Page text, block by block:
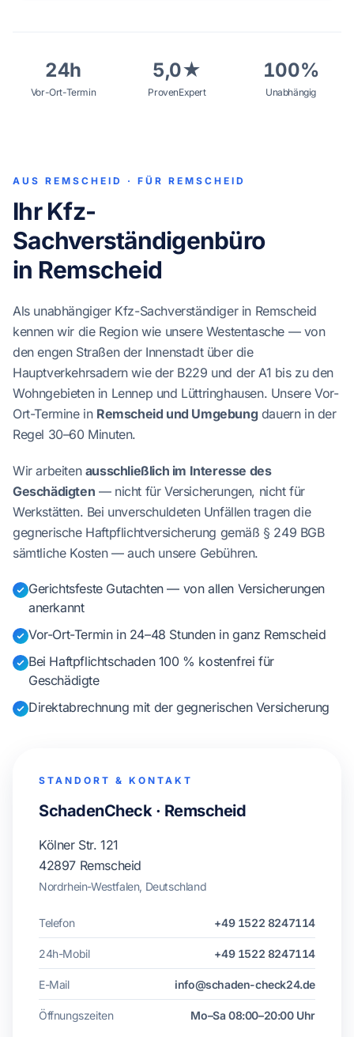
24h
Vor-Ort-Termin
5,0★
ProvenExpert
100%
Unabhängig
AUS REMSCHEID · FÜR REMSCHEID
Ihr Kfz-
Sachverständigenbüro
in Remscheid
Als unabhängiger Kfz-Sachverständiger in Remscheid
kennen wir die Region wie unsere Westentasche — von
den engen Straßen der Innenstadt über die
Hauptverkehrsadern wie der B229 und der A1 bis zu den
Wohngebieten in Lennep und Lüttringhausen. Unsere Vor-
Ort-Termine in Remscheid und Umgebung dauern in der
Regel 30–60 Minuten.
Wir arbeiten ausschließlich im Interesse des
Geschädigten — nicht für Versicherungen, nicht für
Werkstätten. Bei unverschuldeten Unfällen tragen die
gegnerische Haftpflichtversicherung gemäß § 249 BGB
sämtliche Kosten — auch unsere Gebühren.
Gerichtsfeste Gutachten — von allen Versicherungen
anerkannt
Vor-Ort-Termin in 24–48 Stunden in ganz Remscheid
Bei Haftpflichtschaden 100 % kostenfrei für
Geschädigte
Direktabrechnung mit der gegnerischen Versicherung
STANDORT & KONTAKT
SchadenCheck · Remscheid
Kölner Str. 121
42897 Remscheid
Nordrhein-Westfalen, Deutschland
Telefon +49 1522 8247114
24h-Mobil +49 1522 8247114
E-Mail info@schaden-check24.de
Öffnungszeiten Mo–Sa 08:00–20:00 Uhr